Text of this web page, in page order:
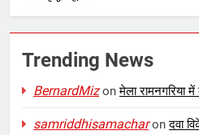
Trending News
BernardMizonमेला रामनगरिया
samriddhisamacharonदवा